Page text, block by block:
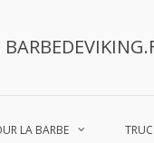
LA BARBE